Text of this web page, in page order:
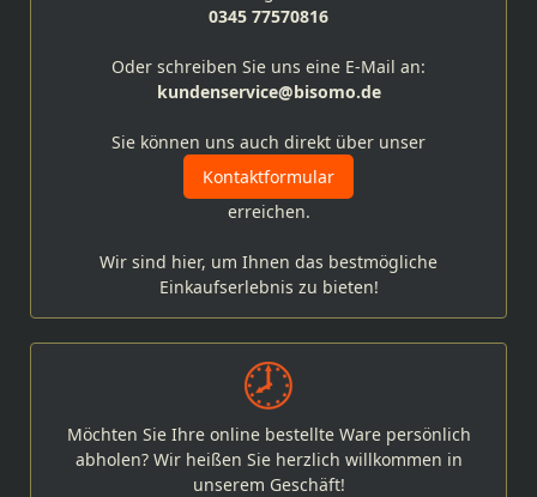
0345 77570816
Oder schreiben Sie uns eine E-Mail an:
kundenservice@bisomo.de
Sie können uns auch direkt über unser
Kontaktformular
erreichen.
Wir sind hier, um Ihnen das bestmögliche
Einkaufserlebnis zu bieten!
Möchten Sie Ihre online bestellte Ware persönlich
abholen? Wir heißen Sie herzlich willkommen in
unserem Geschäft!